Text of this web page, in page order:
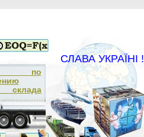
по
склада
СЛАВА УКРАЇНІ !